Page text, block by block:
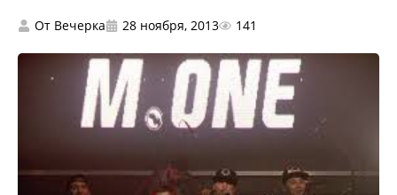
От Вечерка 28 ноября, 2013 141